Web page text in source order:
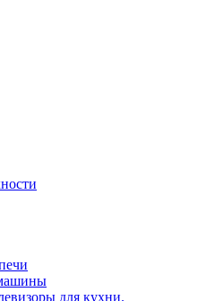
для кухни.